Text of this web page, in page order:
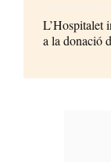
L’Hospitalet
a la donació